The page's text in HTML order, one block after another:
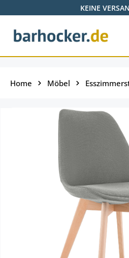
Zum Hauptinhalt springen
KEINE
Home Möbel